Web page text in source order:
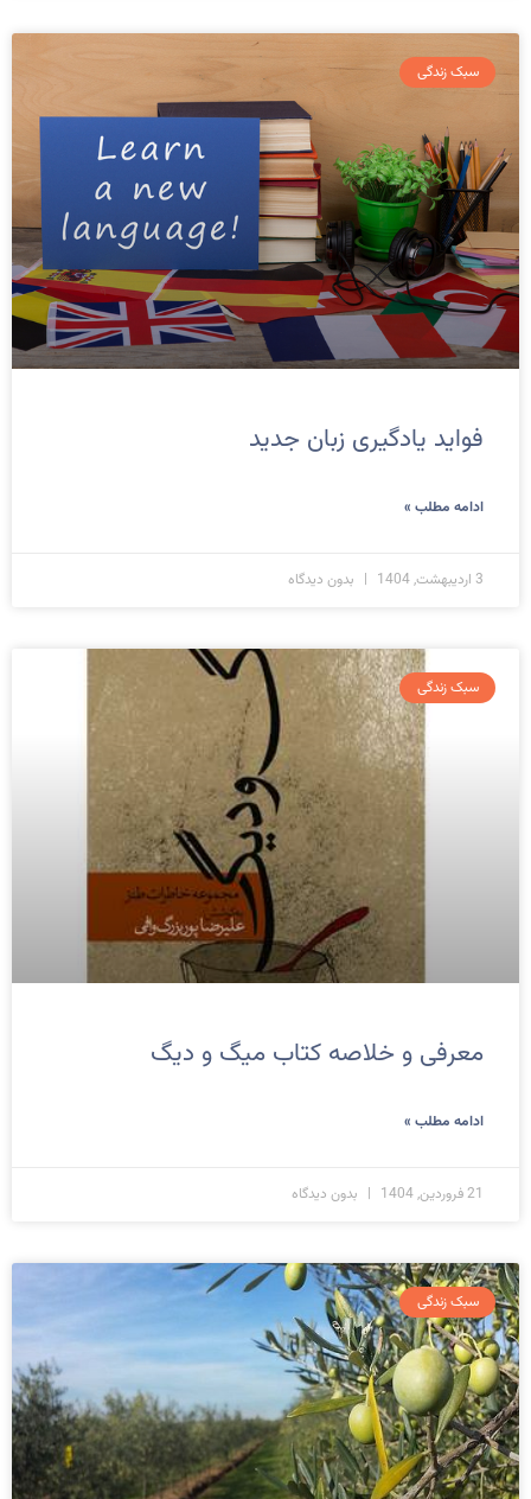
سبک زندگی
فواید یادگیری زبان جدید
ادامه مطلب »
3 اردیبهشت, 1404 بدون دیدگاه
سبک زندگی
معرفی و خلاصه کتاب میگ و دیگ
ادامه مطلب »
21 فروردین, 1404 بدون دیدگاه
سبک زندگی